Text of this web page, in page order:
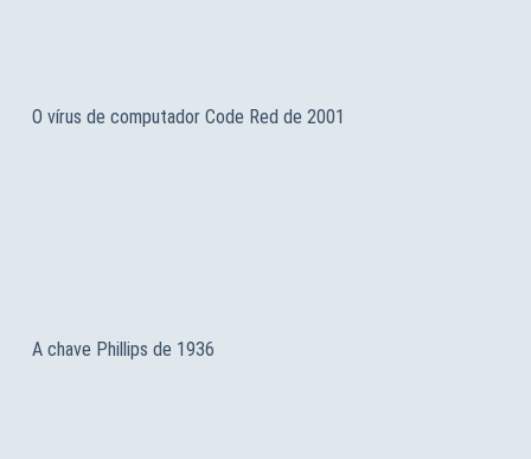
O vírus de computador Code Red de 2001
A chave Phillips de 1936